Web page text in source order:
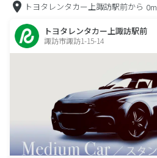
トヨタレンタカー上諏訪駅前から 0m
トヨタレンタカー上諏訪駅前
諏訪市諏訪1-15-14